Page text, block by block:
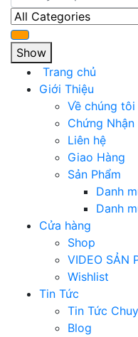
Show
Trang chủ
Giới Thiệu
Về chúng tôi
Chứng Nhận
Liên hệ
Giao Hàng
Sản Phẩm
Danh
Danh
Cửa hàng
Shop
VIDEO SẢN
Wishlist
Tin Tức
Tin Tức
Blog